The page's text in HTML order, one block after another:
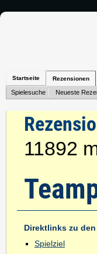
Startseite Rezensionen
Spielesuche Neueste
11892
Direktlinks zu
Spielziel